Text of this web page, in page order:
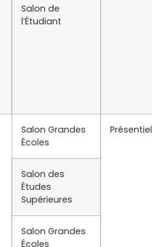
Salon de
l’Étudiant
Salon Grandes
Écoles
Présentiel
Salon des
Études
Supérieures
Salon Grandes
Écoles